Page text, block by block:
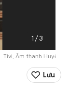
1 /3
Tivi, Âm thanh Huyện
Lưu